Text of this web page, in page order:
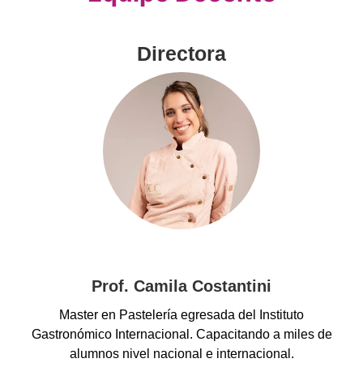
Directora
Prof. Camila Costantini
Master en Pastelería egresada del Instituto
Gastronómico Internacional. Capacitando a miles de
alumnos nivel nacional e internacional.